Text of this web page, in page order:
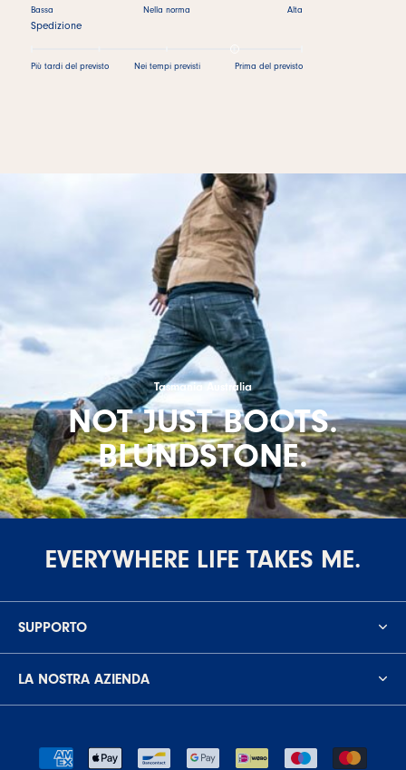
Bassa Nella norma Alta
Spedizione
Più tardi del previsto Nei tempi previsti Prima del previsto
Tasmania Australia
NOT JUST BOOTS.
BLUNDSTONE.
EVERYWHERE LIFE TAKES ME.
SUPPORTO
LA NOSTRA AZIENDA